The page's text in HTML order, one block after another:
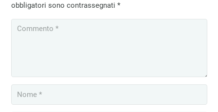
obbligatori sono contrassegnati *